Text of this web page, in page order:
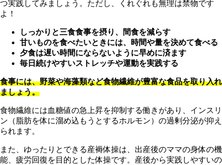
つ実践してみましょう。ただし、くれぐれも無理は禁物です
よ！
し っかりと三食食事を摂り、間食を減らす
甘いものを食べたいときには、時間や量を決めて食べる
夕食は遅い時間にならないように早めに済ます
毎日続けやすいストレッチや運動を実践する
食事には、野菜や海藻類など食物繊維が豊富な食品を取り入れ
ましょう。
食物繊維には血糖値の急上昇を抑制する働きがあり、インスリ
ン（脂肪を体に溜め込もうとするホルモン）の過剰分泌が抑え
られます。
また、ゆったりとできる産褥体操は、出産後のママの身体の機
能、疲労回復を目的とした体操です。産後から実践しやすいの